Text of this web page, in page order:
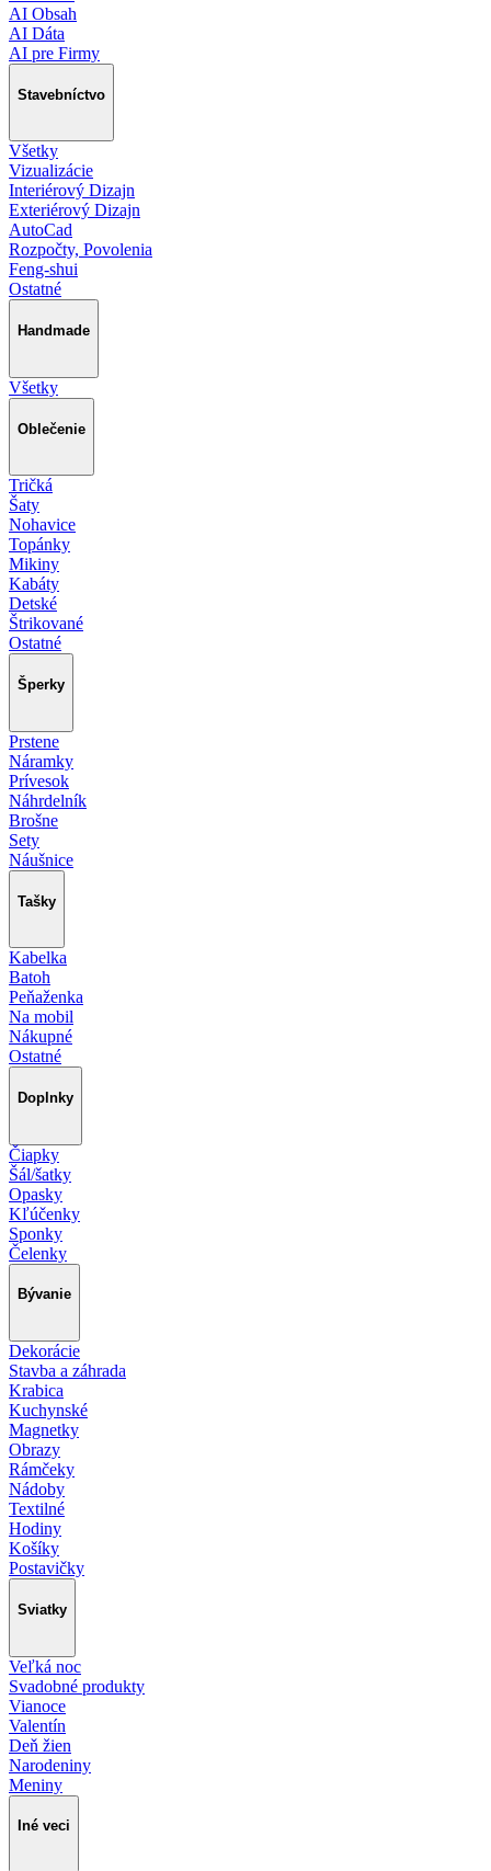
AI Obsah
AI Dáta
AI pre Firmy
Stavebníctvo
Všetky
Vizualizácie
Interiérový Dizajn
Exteriérový Dizajn
AutoCad
Rozpočty, Povolenia
Feng-shui
Ostatné
Handmade
Všetky
Oblečenie
Tričká
Šaty
Nohavice
Topánky
Mikiny
Kabáty
Detské
Štrikované
Ostatné
Šperky
Prstene
Náramky
Prívesok
Náhrdelník
Brošne
Sety
Náušnice
Tašky
Kabelka
Batoh
Peňaženka
Na mobil
Nákupné
Ostatné
Doplnky
Čiapky
Šál/šatky
Opasky
Kľúčenky
Sponky
Čelenky
Bývanie
Dekorácie
Stavba a záhrada
Krabica
Kuchynské
Magnetky
Obrazy
Rámčeky
Nádoby
Textilné
Hodiny
Košíky
Postavičky
Sviatky
Veľká noc
Svadobné produkty
Vianoce
Valentín
Deň žien
Narodeniny
Meniny
Iné veci